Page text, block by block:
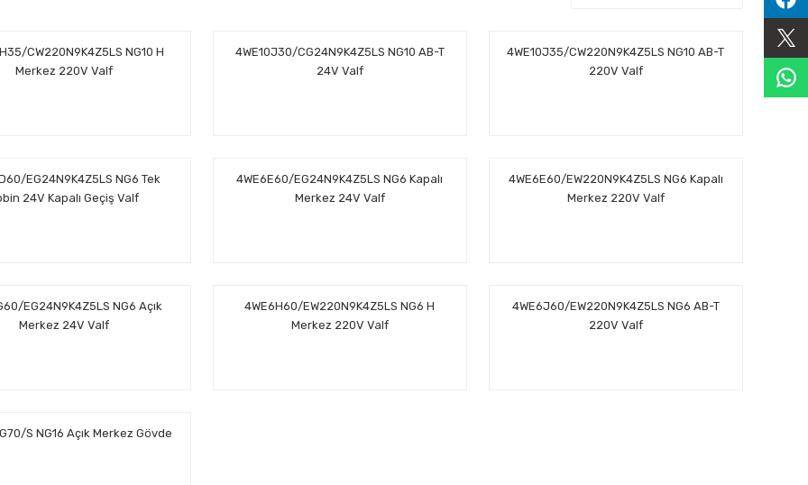
CW220N9K4Z5LS NG10 H
Merkez 220V Valf
4WE10J30/CG24N9K4Z5LS NG10 AB-T
24V Valf
4WE10J35/CW220N9K4Z5LS NG10 AB-T
220V Valf
EG24N9K4Z5LS NG6 Tek
24V Kapalı Geçiş Valf
4WE6E60/EG24N9K4Z5LS NG6 Kapalı
Merkez 24V Valf
4WE6E60/EW220N9K4Z5LS NG6 Kapalı
Merkez 220V Valf
EG24N9K4Z5LS NG6 Açık
Merkez 24V Valf
4WE6H60/EW220N9K4Z5LS NG6 H
Merkez 220V Valf
4WE6J60/EW220N9K4Z5LS NG6 AB-T
220V Valf
S NG16 Açık Merkez Gövde